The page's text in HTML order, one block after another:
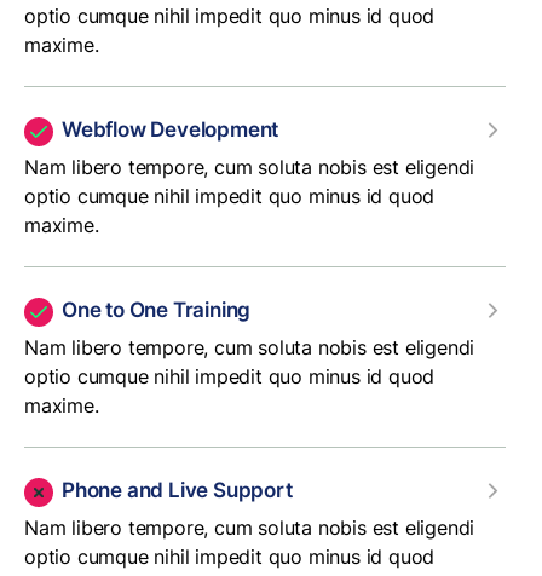
optio cumque nihil impedit quo minus id quod
maxime.
Webflow Development
Nam libero tempore, cum soluta nobis est eligendi
optio cumque nihil impedit quo minus id quod
maxime.
One to One Training
Nam libero tempore, cum soluta nobis est eligendi
optio cumque nihil impedit quo minus id quod
maxime.
Phone and Live Support
Nam libero tempore, cum soluta nobis est eligendi
optio cumque nihil impedit quo minus id quod